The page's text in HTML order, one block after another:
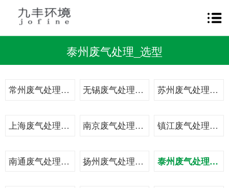
泰州废气处理_选型
常州废气处理_方案 无锡废气处理_案例 苏州废气处理_技术
上海废气处理_治理 南京废气处理_设备 镇江废气处理_工程
南通废气处理_工艺 扬州废气处理_总包 泰州废气处理_选型